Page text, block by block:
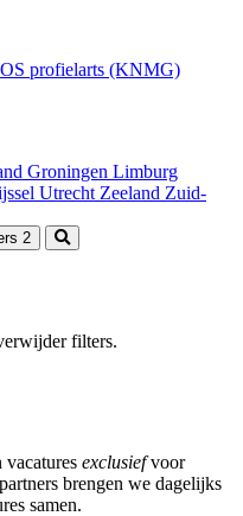
profielarts (KNMG)
Groningen Limburg
Utrecht Zeeland Zuid-
2
filters.
vacatures exclusiefvoor
brengen we dagelijks
samen.